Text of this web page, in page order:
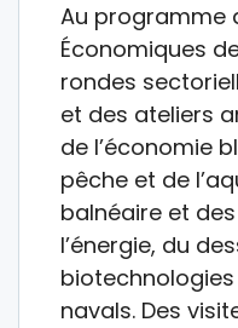
Au programme
Économiques
rondes
et des ateliers
de l’économie
pêche et de
balnéaire et
l’énergie, du
navals. Des